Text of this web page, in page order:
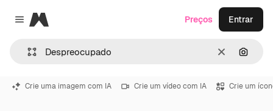
Close menu
Magnific
Limpar
Preços Entrar
Crie uma imagem com IA Crie um vídeo com IA Crie um